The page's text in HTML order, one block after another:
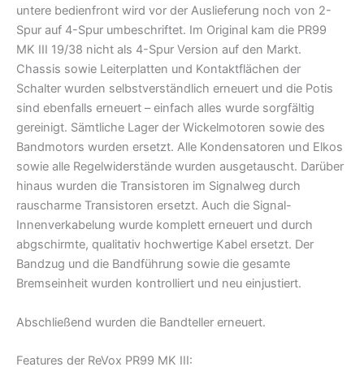
untere bedienfront wird vor der Auslieferung noch von 2-
Spur auf 4-Spur umbeschriftet. Im Original kam die PR99
MK III 19/38 nicht als 4-Spur Version auf den Markt.
Chassis sowie Leiterplatten und Kontaktflächen der
Schalter wurden selbstverständlich erneuert und die Potis
sind ebenfalls erneuert – einfach alles wurde sorgfältig
gereinigt. Sämtliche Lager der Wickelmotoren sowie des
Bandmotors wurden ersetzt. Alle Kondensatoren und Elkos
sowie alle Regelwiderstände wurden ausgetauscht. Darüber
hinaus wurden die Transistoren im Signalweg durch
rauscharme Transistoren ersetzt. Auch die Signal-
Innenverkabelung wurde komplett erneuert und durch
abgschirmte, qualitativ hochwertige Kabel ersetzt. Der
Bandzug und die Bandführung sowie die gesamte
Bremseinheit wurden kontrolliert und neu einjustiert.
Abschließend wurden die Bandteller erneuert.
Features der ReVox PR99 MK III: